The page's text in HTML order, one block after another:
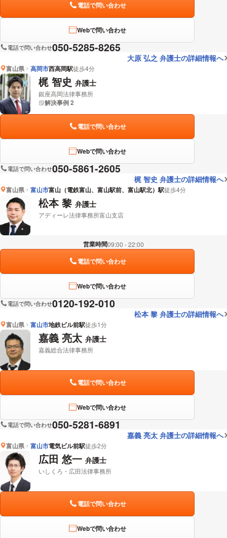
電話で問い合わせ
Webで問い合わせ
電話で問い合わせ050-5285-8265
大原 弘之 弁護士の詳細情報へ
富山県 高岡市西高岡駅徒歩4分
梶 智史 弁護士
銀座高岡法律事務所
解決事例 2
電話で問い合わせ
Webで問い合わせ
電話で問い合わせ050-5861-2605
梶 智史 弁護士の詳細情報へ
富山県 富山市富山（電鉄富山、富山駅前、富山駅北）駅徒歩4分
松本 黎 弁護士
アディーレ法律事務所富山支店
営業時間09:00 - 22:00
電話で問い合わせ
Webで問い合わせ
電話で問い合わせ0120-192-010
松本 黎 弁護士の詳細情報へ
富山県 富山市地鉄ビル前駅徒歩1分
嘉義 亮太 弁護士
嘉義総合法律事務所
電話で問い合わせ
Webで問い合わせ
電話で問い合わせ050-5281-6891
嘉義 亮太 弁護士の詳細情報へ
富山県 富山市電気ビル前駅徒歩2分
広田 悠一 弁護士
いしくろ・広田法律事務所
電話で問い合わせ
Webで問い合わせ